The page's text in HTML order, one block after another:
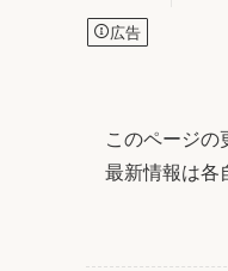
広告
このページの
最新情報は各